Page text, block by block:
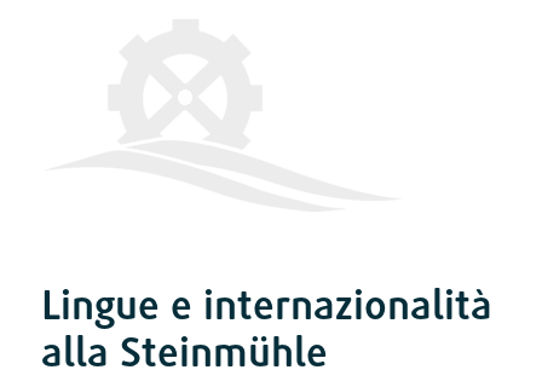
Lingue e internazionalità
alla Steinmühle